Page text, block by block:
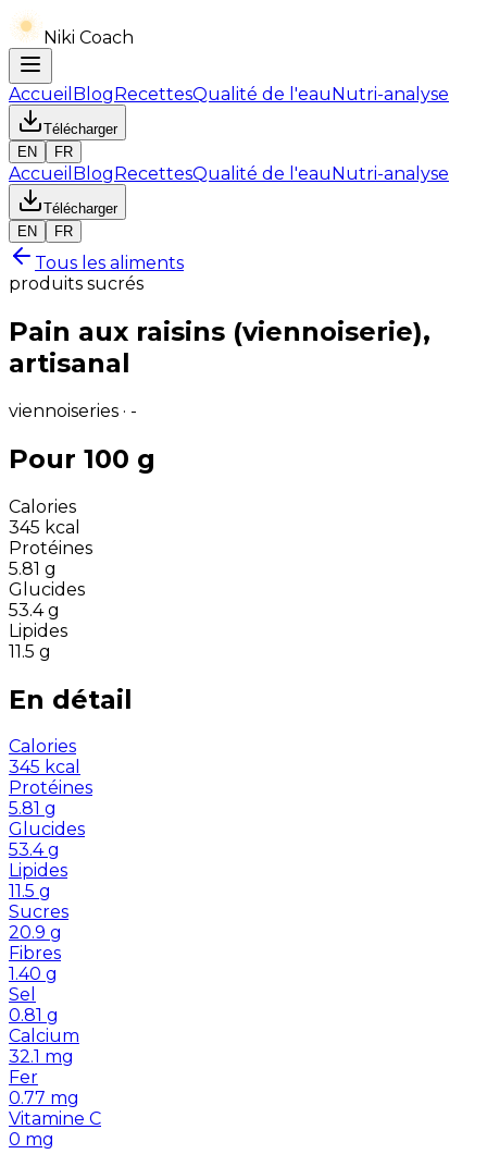
Niki Coach
Accueil BlogRecettesQualité de l'eauNutri-analyse
Télécharger
EN
FR
Accueil BlogRecettesQualité de l'eauNutri-analyse
Télécharger
EN
FR
Tous les aliments
produits sucrés
Pain aux raisins (viennoiserie),
artisanal
viennoiseries · -
Pour 100 g
Calories
345 kcal
Protéines
5.81 g
Glucides
53.4 g
Lipides
11.5 g
En détail
Calories
345 kcal
Protéines
5.81 g
Glucides
53.4 g
Lipides
11.5 g
Sucres
20.9 g
Fibres
1.40 g
Sel
0.81 g
Calcium
32.1 mg
Fer
0.77 mg
Vitamine C
0 mg